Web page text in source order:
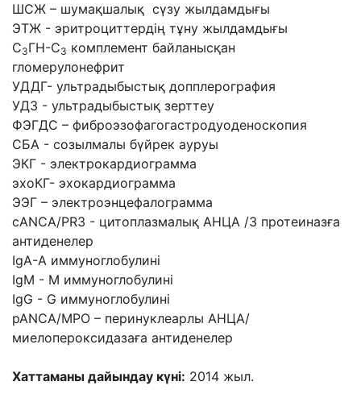
ШСЖ – шумақшалық сүзу жылдамдығы
ЭТЖ - эритроциттердің тұну жылдамдығы
С3ГН-С3 комплемент байланысқан
гломерулонефрит
УДДГ- ультрадыбыстық допплерография
УДЗ - ультрадыбыстық зерттеу
ФЭГДС – фиброэзофагогастродуоденоскопия
СБА - созылмалы бүйрек ауруы
ЭКГ - электрокардиограмма
эхоКГ- эхокардиограмма
ЭЭГ – электроэнцефалограмма
cANCA/PR3 - цитоплазмалық АНЦА /3 протеиназға
антиденелер
IgA-A иммуноглобулині
IgМ - М иммуноглобулині
IgG - G иммуноглобулині
pANCA/MPO – перинуклеарлы АНЦА/
миелопероксидазаға антиденелер
Хаттаманы дайындау күні: 2014 жыл.